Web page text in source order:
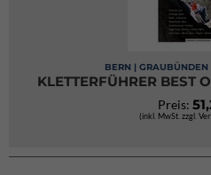
BERN |
KLETTERFÜHRER BEST
Preis:
(inkl. MwSt. zzgl.